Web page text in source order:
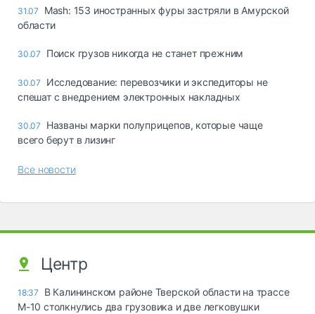
31.07
Mash: 153 иностранных фуры застряли в Амурской
области
30.07 Поиск грузов никогда не станет прежним
30.07
Исследование: перевозчики и экспедиторы не
спешат с внедрением электронных накладных
30.07
Названы марки полуприцепов, которые чаще
всего берут в лизинг
Все новости
Центр
18:37
В Калининском районе Тверской области на трассе
М-10 столкнулись два грузовика и две легковушки